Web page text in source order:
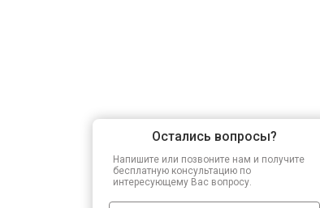
Остались вопросы?
Напишите или позвоните нам и получите
бесплатную консультацию по
интересующему Вас вопросу.